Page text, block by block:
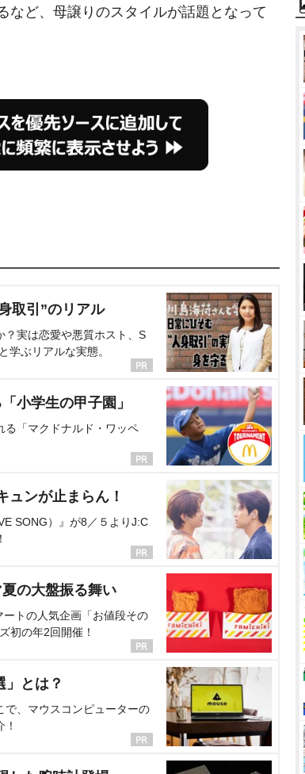
など、母譲りのスタイルが話題となって
取引”のリアル
？実は恋愛や悪質ホスト、S
学ぶリアルな実態。
小学生の甲子園」
る「マクドナルド・ワッペ
ュンが止まらん！
SONG）』が8／５よりJ:C
の大盤振る舞い
トの人気企画「お値段その
初の年2回開催！
」とは？
で、マウスコンピューターの